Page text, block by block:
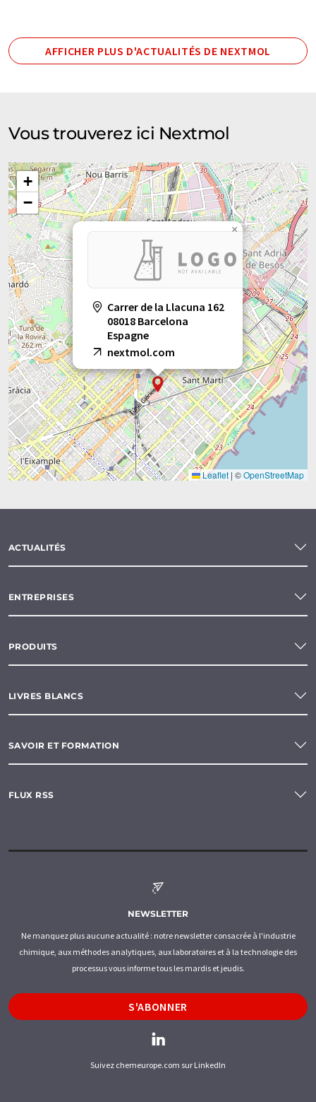
AFFICHER PLUS D'ACTUALITÉS DE NEXTMOL
Vous trouverez ici Nextmol
Carrer de la Llacuna 162
08018 Barcelona
Espagne
nextmol.com
×
+
−
Leaflet | ©OpenStreetMap
ACTUALITÉS
ENTREPRISES
PRODUITS
LIVRES BLANCS
SAVOIR ET FORMATION
FLUX RSS
NEWSLETTER
Ne manquez plus aucune actualité : notre newsletter consacrée à l'industrie
chimique, aux méthodes analytiques, aux laboratoires et à la technologie des
processus vous informe tous les mardis et jeudis.
S'ABONNER
Suivez chemeurope.com sur LinkedIn